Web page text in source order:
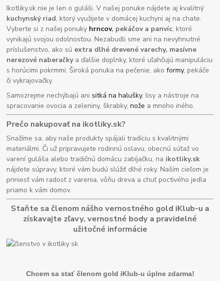
Ikotliky.sk nie je len o guláši. V našej ponuke nájdete aj kvalitný
kuchynský riad, ktorý využijete v domácej kuchyni aj na chate.
Vyberte si z našej ponuky hrncov, pekáčov a panvíc, ktoré
vynikajú svojou odolnosťou. Nezabudli sme ani na nevyhnutné
príslušenstvo, ako sú extra dlhé drevené varechy, masívne
nerezové naberačkya ďalšie doplnky, ktoré uľahčujú manipuláciu
s horúcimi pokrmmi. Široká ponuka na pečenie, akoformy, pekáče
či vykrajovačky.
Samozrejme nechýbajú anisitká na halušky, lisy a nástroje na
spracovanie ovocia a zeleniny, škrabky,nože a mnoho iného.
Prečo nakupovať na ikotliky.sk?
Snažíme sa, aby naše produkty spájali tradíciu s kvalitnými
materiálmi. Či už pripravujete rodinnú oslavu, obecnú súťaž vo
varení guláša alebo tradičnú domácu zabíjačku, na ikotliky.sk
nájdete súpravy, ktoré vám budú slúžiť dlhé roky. Naším cieľom je
priniesť vám radosť z varenia, vôňu dreva a chuť poctivého jedla
priamo k vám domov.
Staňte sa členom nášho vernostného gold iKlub-u a
získavajte zľavy, vernostné body a pravidelné
užitočné informácie
Chcem sa stať členom gold iKlub-u úplne zdarma!